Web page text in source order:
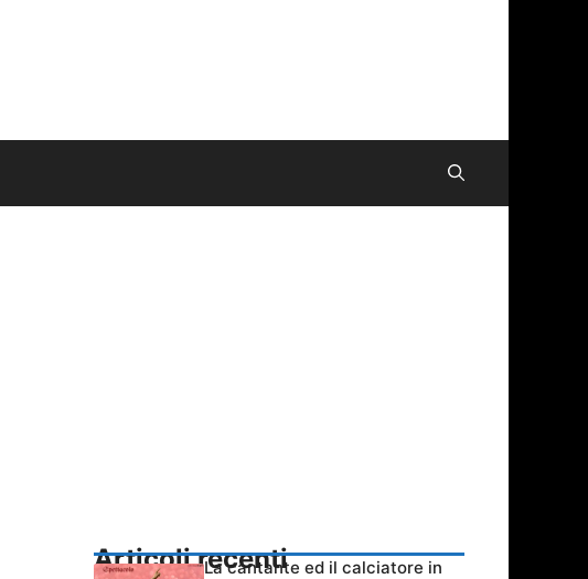
Articoli recentiLa cantante ed il calciatore in